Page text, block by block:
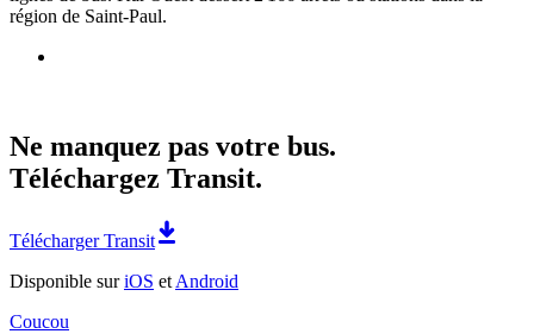
région de Saint-Paul.
Ne manquez pas votre bus.
Téléchargez Transit.
Télécharger Transit
Disponible suriOS et Android
Coucou